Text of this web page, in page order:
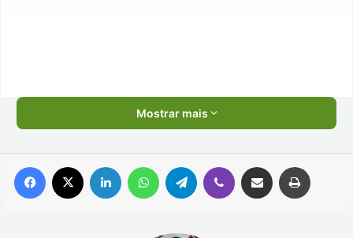
Mostrar mais
Facebook Linkedin WhatsAppTelegram Viber Compartilhar via e-mail